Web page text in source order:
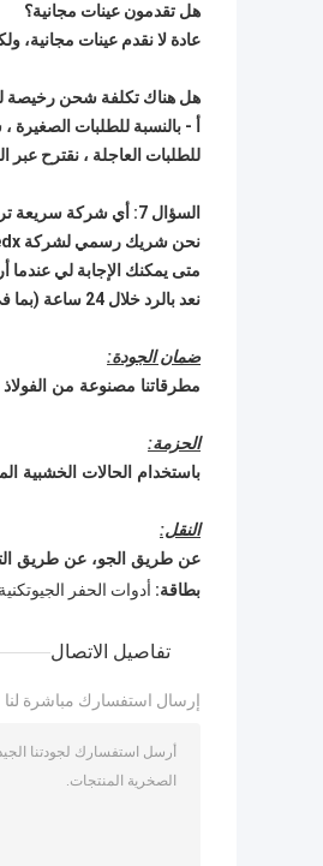
هل تقدمون عينات مجانية؟
عادة لا نقدم عينات مجانية،
هل هناك تكلفة شحن رخيصة
أ - بالنسبة للطلبات
للطلبات العاجلة ، نقترح
السؤال 7: أي شركة سريعة ترسل؟ كم عدد الأيام التي يمكننا استلامها؟
نحن شريك رسمي لشركة TNT، UPS، DHL، Fedx. سيستغرق الأمر فقط 3-5 أيام بعد إرسالنا.
متى يمكنك الإجابة لي
نعد بالرد خلال 24 ساعة (بما في ذلك الأعياد) عند استلام استفسارك.
ضمان الجودة:
مطرقاتنا مصنوعة من
الحزمة:
باستخدام الحالات الخشبية
النقل:
عن طريق الجو، عن طريق
بطاقة: أدوات الحفر
تفاصيل الاتصال
إرسال استفسارك مباشرة لنا